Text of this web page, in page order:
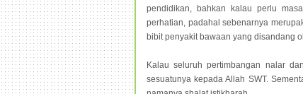
pendidikan, bahkan kalau perlu
perhatian, padahal sebenarnya
bibit penyakit bawaan yang disandang
Kalau seluruh pertimbangan nalar
sesuatunya kepada Allah SWT.